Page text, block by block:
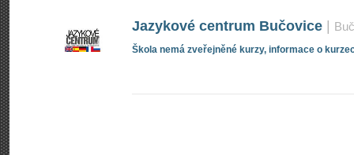
Jazykové centrum Bučovice
Škola nemá zveřejněné kurzy, informace o